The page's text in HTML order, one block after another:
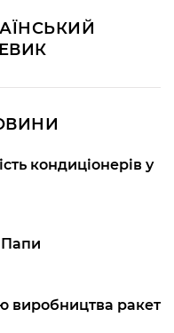
кондиціонерів у
Папи
виробництва ракет